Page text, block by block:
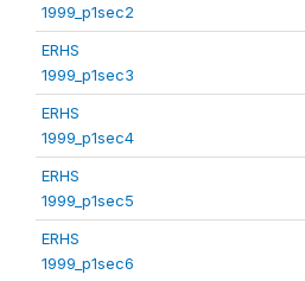
1999_p1sec2
ERHS
1999_p1sec3
ERHS
1999_p1sec4
ERHS
1999_p1sec5
ERHS
1999_p1sec6